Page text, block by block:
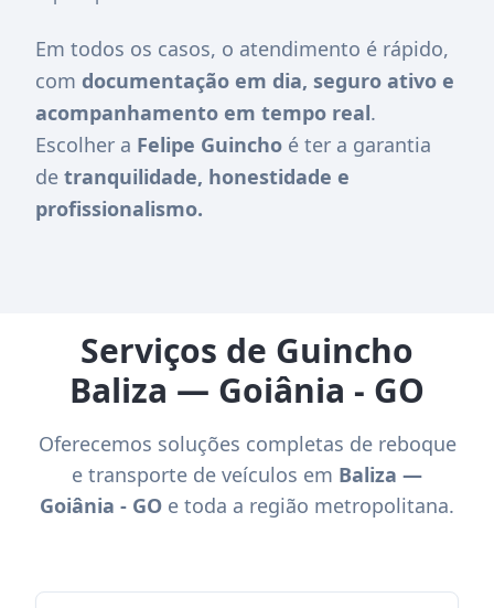
Em todos os casos, o atendimento é rápido,
com documentação em dia, seguro ativo e
acompanhamento em tempo real.
Escolher a Felipe Guincho é ter a garantia
de tranquilidade, honestidade e
profissionalismo.
Serviços de Guincho
Baliza — Goiânia - GO
Oferecemos soluções completas de reboque
e transporte de veículos em Baliza —
Goiânia - GO e toda a região metropolitana.